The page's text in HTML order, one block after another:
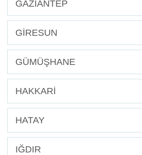
GAZİANTEP
GİRESUN
GÜMÜŞHANE
HAKKARİ
HATAY
IĞDIR